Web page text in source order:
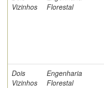
Vizinhos
Florestal
Dois
Vizinhos
Engenharia
Florestal